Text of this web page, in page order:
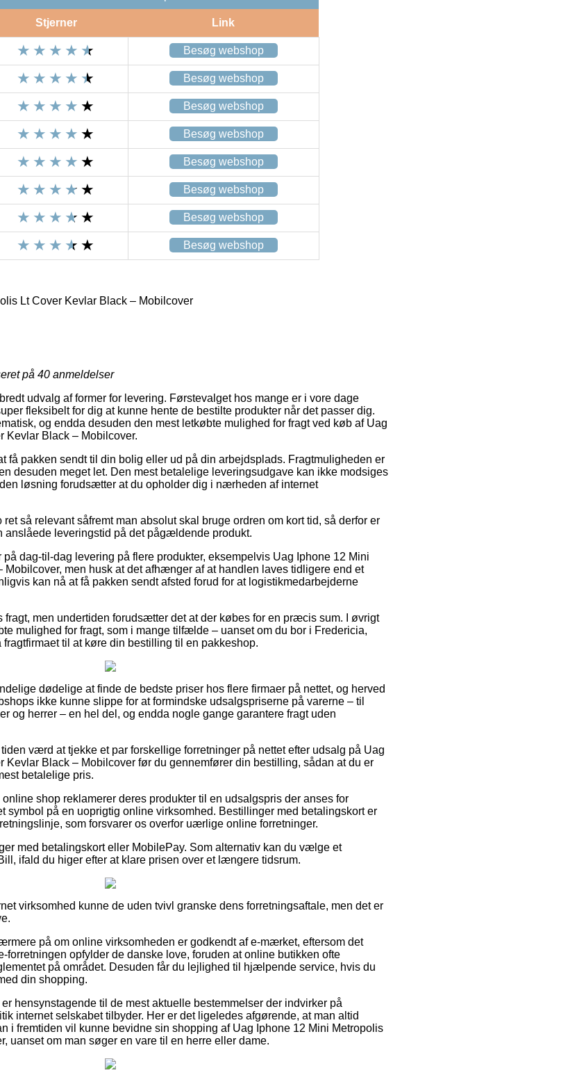
Stjerner Link
Besøg webshop
Besøg webshop
Besøg webshop
Besøg webshop
Besøg webshop
Besøg webshop
Besøg webshop
Besøg webshop
Lt Cover Kevlar Black – Mobilcover
på 40 anmeldelser
udvalg af former for levering. Førstevalget hos mange er i vore dage
fleksibelt for dig at kunne hente de bestilte produkter når det passer dig.
og endda desuden den mest letkøbte mulighed for fragt ved køb af Uag
Kevlar Black – Mobilcover.
få pakken sendt til din bolig eller ud på din arbejdsplads. Fragtmuligheden er
desuden meget let. Den mest betalelige leveringsudgave kan ikke modsiges
løsning forudsætter at du opholder dig i nærheden af internet
så relevant såfremt man absolut skal bruge ordren om kort tid, så derfor er
anslåede leveringstid på det pågældende produkt.
dag-til-dag levering på flere produkter, eksempelvis Uag Iphone 12 Mini
Mobilcover, men husk at det afhænger af at handlen laves tidligere end et
kan nå at få pakken sendt afsted forud for at logistikmedarbejderne
men undertiden forudsætter det at der købes for en præcis sum. I øvrigt
mulighed for fragt, som i mange tilfælde – uanset om du bor i Fredericia,
til at køre din bestilling til en pakkeshop.
dødelige at finde de bedste priser hos flere firmaer på nettet, og herved
ikke kunne slippe for at formindske udsalgspriserne på varerne – til
og herrer – en hel del, og endda nogle gange garantere fragt uden
værd at tjekke et par forskellige forretninger på nettet efter udsalg på Uag
Kevlar Black – Mobilcover før du gennemfører din bestilling, sådan at du er
betalelige pris.
shop reklamerer deres produkter til en udsalgspris der anses for
symbol på en uoprigtig online virksomhed. Bestillinger med betalingskort er
som forsvarer os overfor uærlige online forretninger.
med betalingskort eller MobilePay. Som alternativ kan du vælge et
ifald du higer efter at klare prisen over et længere tidsrum.
virksomhed kunne de uden tvivl granske dens forretningsaftale, men det er
på om online virksomheden er godkendt af e-mærket, eftersom det
forretningen opfylder de danske love, foruden at online butikken ofte
på området. Desuden får du lejlighed til hjælpende service, hvis du
din shopping.
hensynstagende til de mest aktuelle bestemmelser der indvirker på
internet selskabet tilbyder. Her er det ligeledes afgørende, at man altid
i fremtiden vil kunne bevidne sin shopping af Uag Iphone 12 Mini Metropolis
uanset om man søger en vare til en herre eller dame.